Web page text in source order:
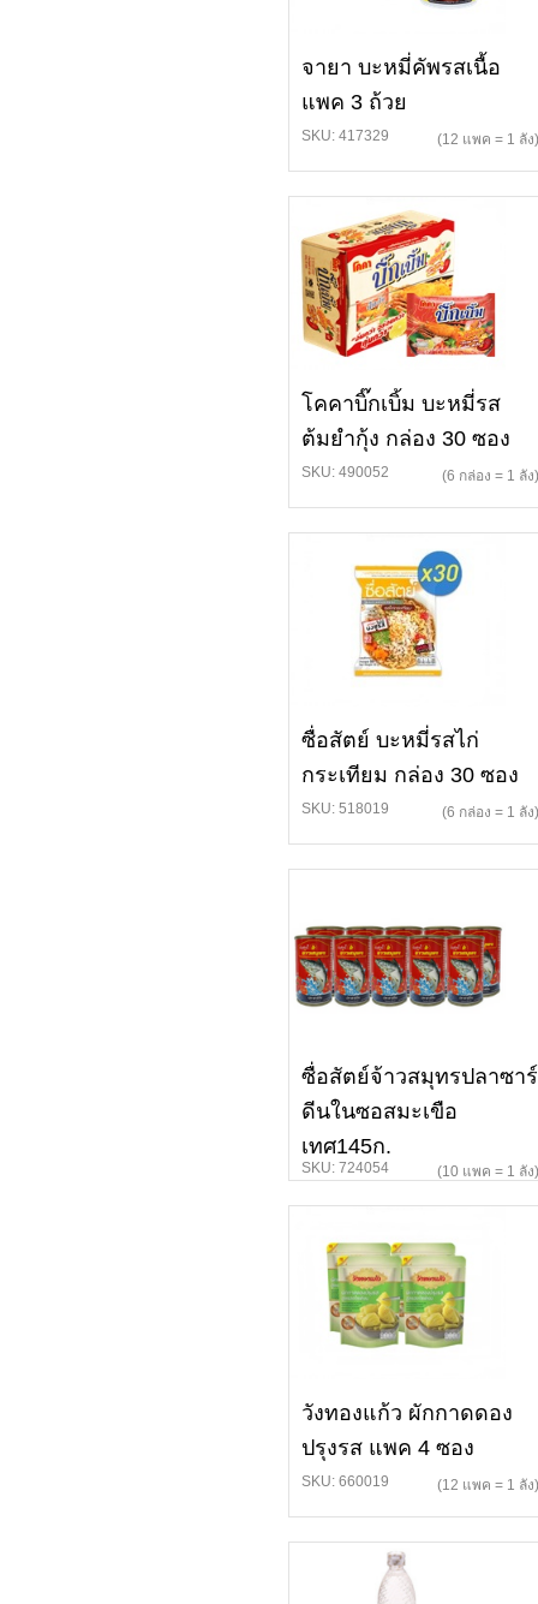
จายา บะหมี่คัพรสเนื้อ
แพค 3 ถ้วย
SKU: 417329 (12 แพค = 1 ลัง)
โคคาบิ๊กเบิ้ม บะหมี่รส
ต้มยำกุ้ง กล่อง 30 ซอง
SKU: 490052 (6 กล่อง = 1 ลัง)
ซื่อสัตย์ บะหมี่รสไก่
กระเทียม กล่อง 30 ซอง
SKU: 518019 (6 กล่อง = 1 ลัง)
ซื่อสัตย์จ้าวสมุทรปลาซาร์
ดีนในซอสมะเขือ
เทศ145ก.
SKU: 724054 (10 แพค = 1 ลัง)
วังทองแก้ว ผักกาดดอง
ปรุงรส แพค 4 ซอง
SKU: 660019 (12 แพค = 1 ลัง)